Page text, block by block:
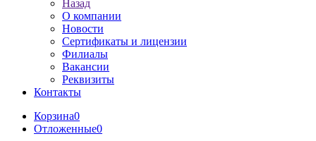
Назад
О компании
Новости
Сертификаты и лицензии
Филиалы
Вакансии
Реквизиты
Контакты
Корзина0
Отложенные0